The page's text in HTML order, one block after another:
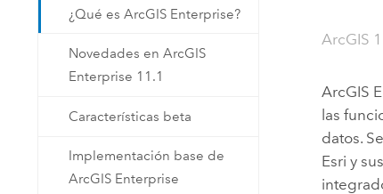
¿Qué es ArcGIS Enterprise?
Novedades en ArcGIS
Enterprise 11.1
Características beta
Implementación base de
ArcGIS Enterprise
ArcGIS
ArcGIS
las
datos.
Esri y